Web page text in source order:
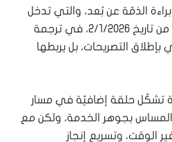
الذمّة عن بُعد، والتي تدخل
حيّز التطبيق الفعلي اعتبارًا من تاريخ 2/1/2026، في ترجمة
التصريحات، بل يربطها
تشكّل حلقة إضافيّة في مسار
المساس بجوهر الخدمة، ولكن مع
الوقت، وتسريع إنجاز